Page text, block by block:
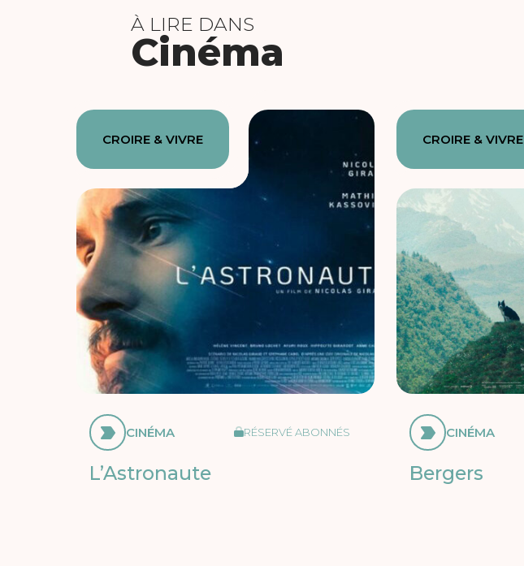
À LIRE DANS
Cinéma
CROIRE & VIVRE
CINÉMA RÉSERVÉ ABONNÉS
L’Astronaute
CROIRE & VIVRE
CINÉMA
Bergers